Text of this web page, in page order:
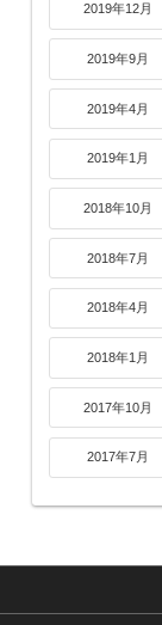
2019年12月
2019年9月
2019年4月
2019年1月
2018年10月
2018年7月
2018年4月
2018年1月
2017年10月
2017年7月